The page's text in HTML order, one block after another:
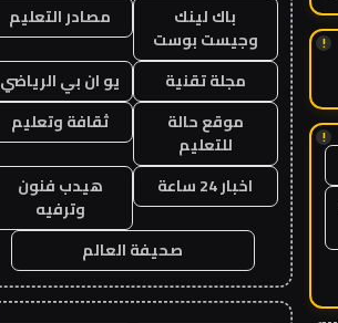
!
!
باك لينك
وجيست بوست
مصادر التعليم
مجلة تقنية
يو ان بي الرياضي
موقع حالة
للتعليم
ثقافة وتعليم
اخبار 24 ساعة
هيدب فنون
وترفيه
صحيفة العالم